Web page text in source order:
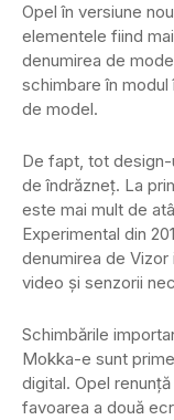
Opel în versiune
elementele fiind
denumirea de
schimbare în modul
de model.
De fapt, tot
de îndrăzneț. La
este mai mult de
Experimental din
denumirea de
video și senzorii
Schimbările
Mokka-e sunt
digital. Opel
favoarea a două